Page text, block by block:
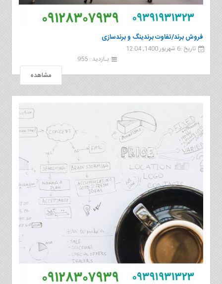
فروش برند/تفاوت برندینگ و برندسازی
تاریخ :6 شهریور 1400, 12:04
بـازدید : 955
مشاهده